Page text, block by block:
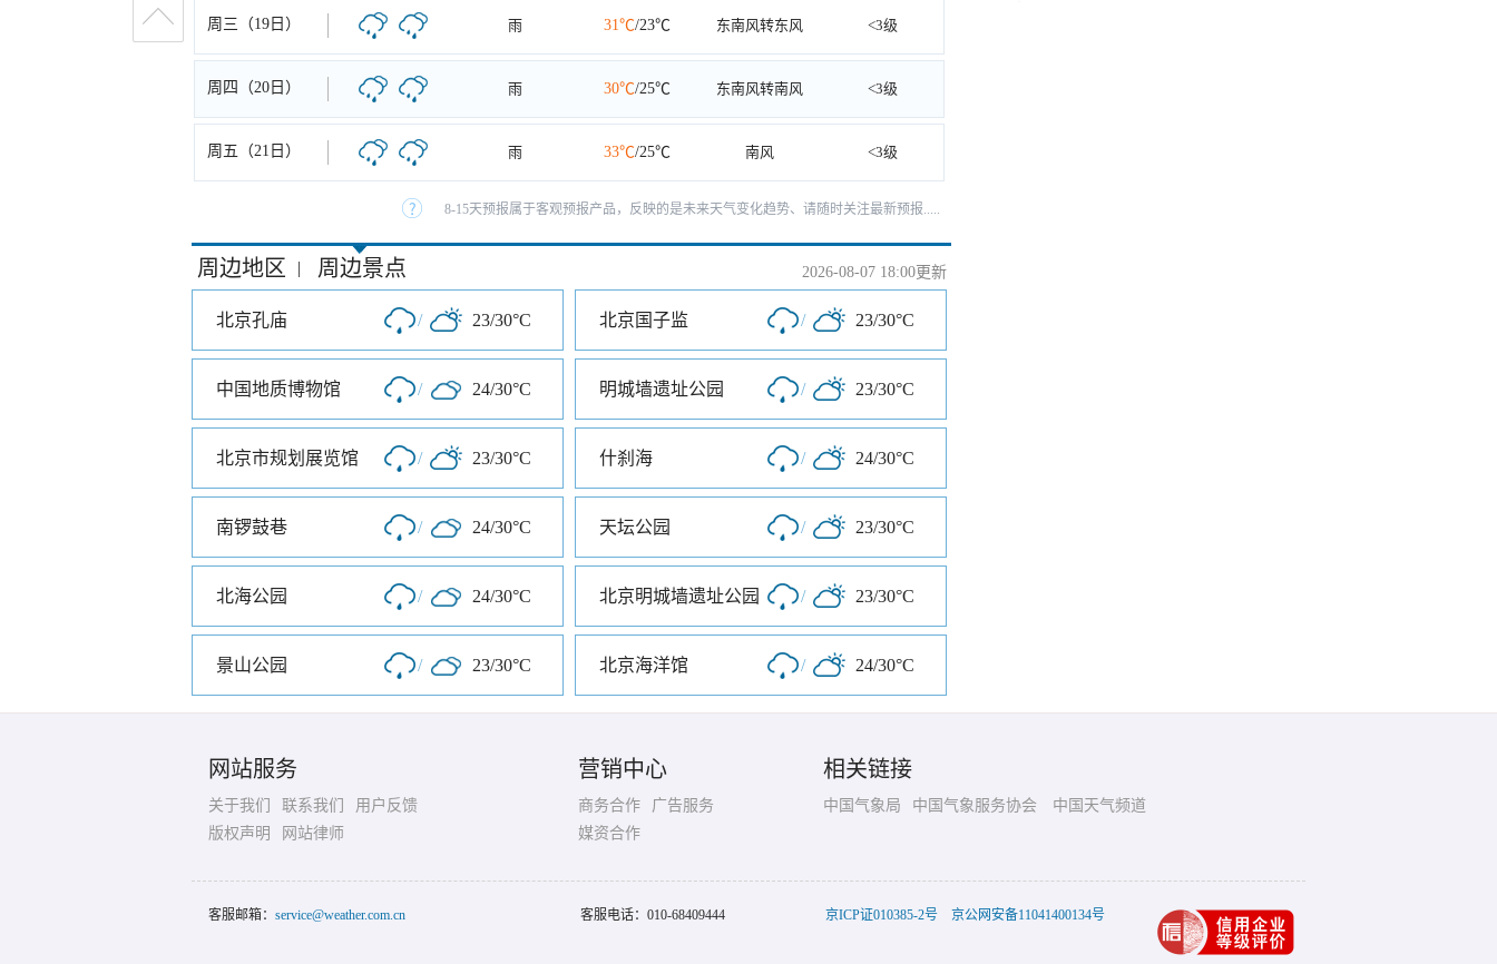
周三（19日） 雨 31℃/23℃ 东南风转东风 <3级
周四（20日） 雨 30℃/25℃ 东南风转南风 <3级
周五（21日） 雨 33℃/25℃ 南风 <3级
8-15天预报属于客观预报产品，反映的是未来天气变化趋势、请随时关注最新预报.....
周边地区 | 周边景点 2026-08-07 18:00更新
北京孔庙 / 23/30°C 北京国子监 / 23/30°C
中国地质博物馆 / 24/30°C 明城墙遗址公园 / 23/30°C
北京市规划展览馆 / 23/30°C 什刹海 / 24/30°C
南锣鼓巷 / 24/30°C 天坛公园 / 23/30°C
北海公园 / 24/30°C 北京明城墙遗址公园 / 23/30°C
景山公园 / 23/30°C 北京海洋馆 / 24/30°C
网站服务
关于我们 联系我们
用户反馈
版权声明
网站律师
营销中心
商务合作
广告服务
媒资合作
相关链接
中国气象局 中国气象服务协会 中国天气频道
客服邮箱： service@weather.com.cn 客服电话： 010-68409444 京ICP证010385-2号 京公网安备11041400134号